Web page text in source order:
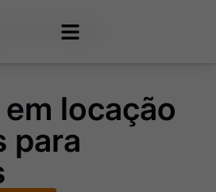
locação
para